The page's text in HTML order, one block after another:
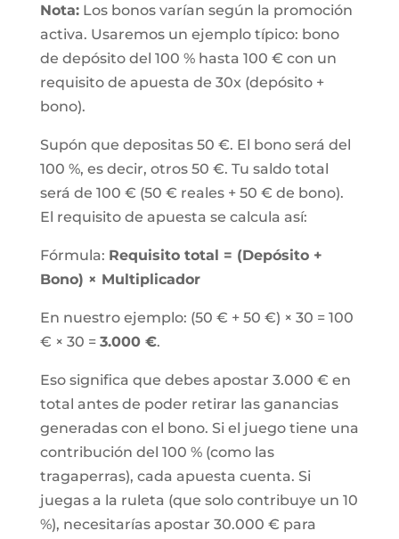
Nota:Los bonos varían según la promoción
activa. Usaremos un ejemplo típico: bono
de depósito del 100 % hasta 100 € con un
requisito de apuesta de 30x (depósito +
bono).
Supón que depositas 50 €. El bono será del
100 %, es decir, otros 50 €. Tu saldo total
será de 100 € (50 € reales + 50 € de bono).
El requisito de apuesta se calcula así:
Fórmula: Requisito total = (Depósito +
Bono) × Multiplicador
En nuestro ejemplo: (50 € + 50 €) × 30 = 100
€ × 30 = 3.000 €.
Eso significa que debes apostar 3.000 € en
total antes de poder retirar las ganancias
generadas con el bono. Si el juego tiene una
contribución del 100 % (como las
tragaperras), cada apuesta cuenta. Si
juegas a la ruleta (que solo contribuye un 10
%), necesitarías apostar 30.000 € para